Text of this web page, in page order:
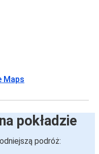
Maps
pokładzie
podróż: